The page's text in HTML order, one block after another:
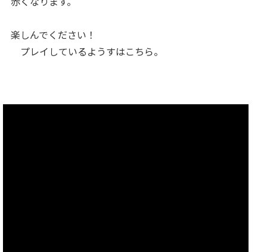
楽しんでください！
プレイしているようすはこちら。